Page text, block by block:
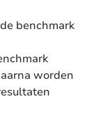
benchmark
worden